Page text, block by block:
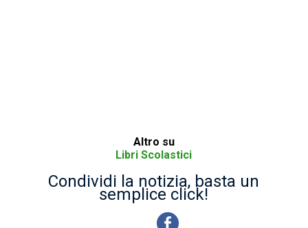
Altro su
Libri Scolastici
Condividi la notizia, basta un
semplice click!